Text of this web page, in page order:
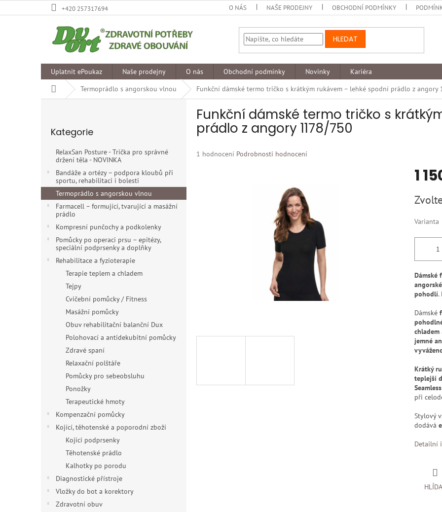
na
+420 257317694 O NÁS NAŠE PRODEJNY OBCHODNÍ PODMÍNKY
HLEDAT
Uplatnit ePoukaz Naše prodejny O nás Obchodní podmínky Novinky
Kariéra
Domů Termoprádlo s angorskou vlnou Funkční dámské termo tričko s krátkým rukávem – lehké spodní prádlo z angory
í
p
kategorie
Kategorie
RelaxSan Posture - Trička pro správné
držení těla - NOVINKA
Bandáže a ortézy – podpora kloubů při
sportu, rehabilitaci i bolesti
Termoprádlo s angorskou vlnou
Farmacell – formující, tvarující a masážní
prádlo
Kompresní punčochy a podkolenky
Pomůcky po operaci prsu – epitézy,
speciální podprsenky a doplňky
Rehabilitace a fyzioterapie
Terapie teplem a chladem
Tejpy
Cvičební pomůcky / Fitness
Masážní pomůcky
Obuv rehabilitační balanční Dux
Polohovací a antidekubitní pomůcky
Zdravé spaní
Relaxační polštáře
Pomůcky pro sebeobsluhu
Ponožky
Terapeutické hmoty
Kompenzační pomůcky
Kojící, těhotenské a poporodní zboží
Kojici podprsenky
Těhotenské prádlo
Kalhotky po porodu
Diagnostické přístroje
Vložky do bot a korektory
Zdravotní obuv
Funkční dámské termo tričko s
prádlo z angory 1178/750
Průměrné
1 hodnocení Podrobnosti hodnocení
1
cena:
Varianta
Dámské
pohodlí.
Dámské
chladem
jemné
Krátký
teplejší
při
Stylový
dodává
Detailní